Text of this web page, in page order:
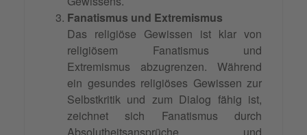
Fanatismus und Extremismus
Das religiöse Gewissen ist klar von
religiösem Fanatismus und
Extremismus abzugrenzen. Während
ein gesundes religiöses Gewissen zur
Selbstkritik und zum Dialog fähig ist,
zeichnet sich Fanatismus durch